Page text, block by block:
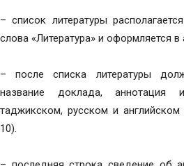
– список литературы
слова «Литература» и оформляется
– после списка литературы
название доклада,
таджикском, русском и
10).